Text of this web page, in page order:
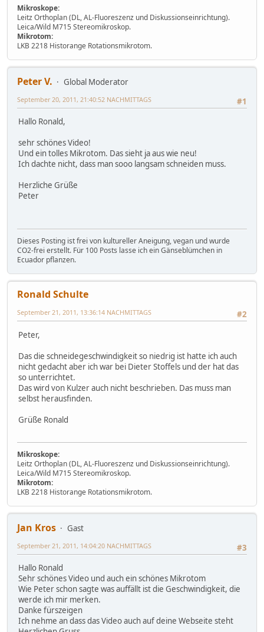
Mikroskope:
Leitz Orthoplan (DL, AL-Fluoreszenz und Diskussionseinrichtung).
Leica/Wild M715 Stereomikroskop.
Mikrotom:
LKB 2218 Historange Rotationsmikrotom.
Peter V.
Global Moderator
#1
September 20, 2011, 21:40:52 NACHMITTAGS
Hallo Ronald,
sehr schönes Video!
Und ein tolles Mikrotom. Das sieht ja aus wie neu!
Ich dachte nicht, dass man sooo langsam schneiden muss.
Herzliche Grüße
Peter
Dieses Posting ist frei von kultureller Aneigung, vegan und wurde
CO2-frei erstellt. Für 100 Posts lasse ich ein Gänseblümchen in
Ecuador pflanzen.
Ronald Schulte
#2
September 21, 2011, 13:36:14 NACHMITTAGS
Peter,
Das die schneidegeschwindigkeit so niedrig ist hatte ich auch
nicht gedacht aber ich war bei Dieter Stoffels und der hat das
so unterrichtet.
Das wird von Kulzer auch nicht beschrieben. Das muss man
selbst herausfinden.
Grüße Ronald
Mikroskope:
Leitz Orthoplan (DL, AL-Fluoreszenz und Diskussionseinrichtung).
Leica/Wild M715 Stereomikroskop.
Mikrotom:
LKB 2218 Historange Rotationsmikrotom.
Jan Kros
Gast
#3
September 21, 2011, 14:04:20 NACHMITTAGS
Hallo Ronald
Sehr schönes Video und auch ein schönes Mikrotom
Wie Peter schon sagte was auffällt ist die Geschwindigkeit, die
werde ich mir merken.
Danke fürszeigen
Ich nehme an dass das Video auch auf deine Webseite steht